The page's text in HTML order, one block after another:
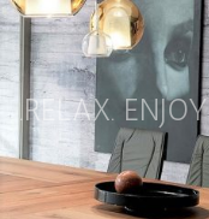
RELAX. ENJOY.